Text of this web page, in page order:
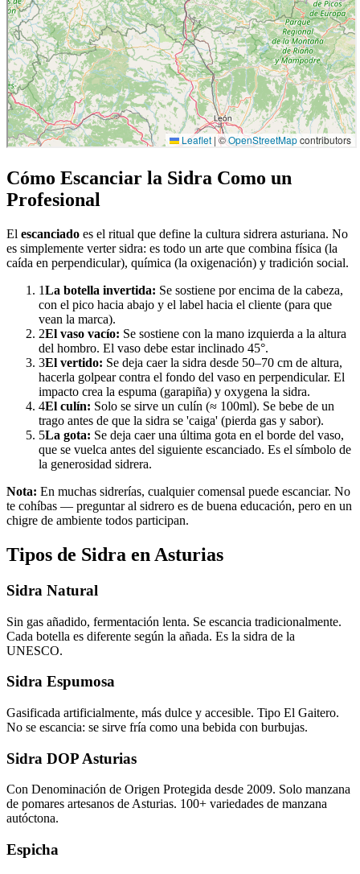
Cómo Escanciar la Sidra Como un
Profesional
El escanciado es el ritual que define la cultura sidrera asturiana. No
es simplemente verter sidra: es todo un arte que combina física (la
caída en perpendicular), química (la oxigenación) y tradición social.
1La botella invertida: Se sostiene por encima de la cabeza,
con el pico hacia abajo y el label hacia el cliente (para que
vean la marca).
2El vaso vacío: Se sostiene con la mano izquierda a la altura
del hombro. El vaso debe estar inclinado 45°.
3El vertido: Se deja caer la sidra desde 50–70 cm de altura,
hacerla golpear contra el fondo del vaso en perpendicular. El
impacto crea la espuma (garapiña) y oxygena la sidra.
4El culín: Solo se sirve un culín (≈ 100ml). Se bebe de un
trago antes de que la sidra se 'caiga' (pierda gas y sabor).
5La gota: Se deja caer una última gota en el borde del vaso,
que se vuelca antes del siguiente escanciado. Es el símbolo de
la generosidad sidrera.
Nota: En muchas sidrerías, cualquier comensal puede escanciar. No
te cohíbas — preguntar al sidrero es de buena educación, pero en un
chigre de ambiente todos participan.
Tipos de Sidra en Asturias
Sidra Natural
Sin gas añadido, fermentación lenta. Se escancia tradicionalmente.
Cada botella es diferente según la añada. Es la sidra de la
UNESCO.
Sidra Espumosa
Gasificada artificialmente, más dulce y accesible. Tipo El Gaitero.
No se escancia: se sirve fría como una bebida con burbujas.
Sidra DOP Asturias
Con Denominación de Origen Protegida desde 2009. Solo manzana
de pomares artesanos de Asturias. 100+ variedades de manzana
autóctona.
Espicha